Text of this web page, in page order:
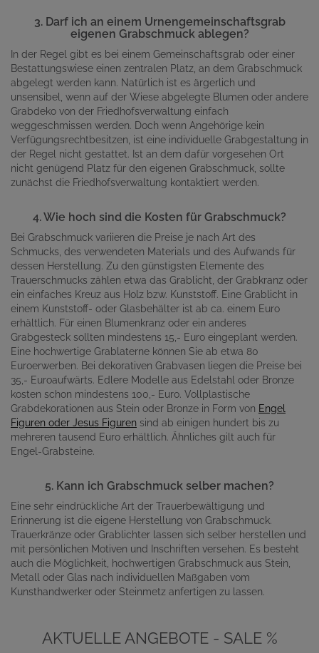
3. Darf ich an einem Urnengemeinschaftsgrab
eigenen Grabschmuck ablegen?
In der Regel gibt es bei einem Gemeinschaftsgrab oder einer
Bestattungswiese einen zentralen Platz, an dem Grabschmuck
abgelegt werden kann. Natürlich ist es ärgerlich und
unsensibel, wenn auf der Wiese abgelegte Blumen oder andere
Grabdeko von der Friedhofsverwaltung einfach
weggeschmissen werden. Doch wenn Angehörige kein
Verfügungsrechtbesitzen, ist eine individuelle Grabgestaltung in
der Regel nicht gestattet. Ist an dem dafür vorgesehen Ort
nicht genügend Platz für den eigenen Grabschmuck, sollte
zunächst die Friedhofsverwaltung kontaktiert werden.
4. Wie hoch sind die Kosten für Grabschmuck?
Bei Grabschmuck variieren die Preise je nach Art des
Schmucks, des verwendeten Materials und des Aufwands für
dessen Herstellung. Zu den günstigsten Elemente des
Trauerschmucks zählen etwa das Grablicht, der Grabkranz oder
ein einfaches Kreuz aus Holz bzw. Kunststoff. Eine Grablicht in
einem Kunststoff- oder Glasbehälter ist ab ca. einem Euro
erhältlich. Für einen Blumenkranz oder ein anderes
Grabgesteck sollten mindestens 15,- Euro eingeplant werden.
Eine hochwertige Grablaterne können Sie ab etwa 80
Euroerwerben. Bei dekorativen Grabvasen liegen die Preise bei
35,- Euroaufwärts. Edlere Modelle aus Edelstahl oder Bronze
kosten schon mindestens 100,- Euro. Vollplastische
Grabdekorationen aus Stein oder Bronze in Form von Engel
Figuren oder Jesus Figuren sind ab einigen hundert bis zu
mehreren tausend Euro erhältlich. Ähnliches gilt auch für
Engel-Grabsteine.
5. Kann ich Grabschmuck selber machen?
Eine sehr eindrückliche Art der Trauerbewältigung und
Erinnerung ist die eigene Herstellung von Grabschmuck.
Trauerkränze oder Grablichter lassen sich selber herstellen und
mit persönlichen Motiven und Inschriften versehen. Es besteht
auch die Möglichkeit, hochwertigen Grabschmuck aus Stein,
Metall oder Glas nach individuellen Maßgaben vom
Kunsthandwerker oder Steinmetz anfertigen zu lassen.
AKTUELLE ANGEBOTE - SALE %